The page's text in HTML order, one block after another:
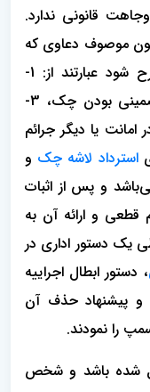
قانونی ندارد.
به اینکه به موجب ماده 23 قانون موصوف دعاوی که
توسط صادرکننده چک می‌بایست مطرح شود عبارتند از: 1-
اثبات مشروط بودن چک، 2- اثبات تضمینی بودن چک، 3-
یا دیگر جرائم
استرداد لاشه چک و
و پس از اثبات
و ارائه آن به
طی یک دستور اداری در
، دستور ابطال اجراییه
و پیشنهاد حذف آن
را نمودند.
شده باشد و شخص